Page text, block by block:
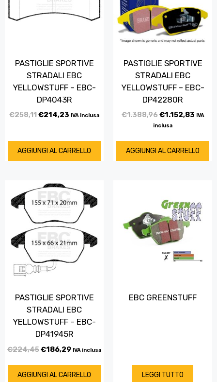
PASTIGLIE SPORTIVE
STRADALI EBC
YELLOWSTUFF – EBC-
DP4043R
€258,11€214,23 IVA inclusa
AGGIUNGI AL CARRELLO
PASTIGLIE SPORTIVE
STRADALI EBC
YELLOWSTUFF – EBC-
DP42280R
€1.388,96€1.152,83 IVA
inclusa
AGGIUNGI AL CARRELLO
PASTIGLIE SPORTIVE
STRADALI EBC
YELLOWSTUFF – EBC-
DP41945R
€224,45€186,29 IVA inclusa
AGGIUNGI AL CARRELLO
EBC GREENSTUFF
LEGGI TUTTO